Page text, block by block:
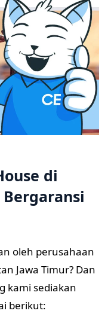
di
oleh perusahaan
Jawa Timur? Dan
kami sediakan
berikut: